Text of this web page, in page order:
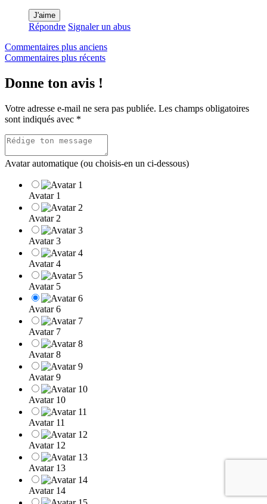
J'aime
Répondre Signaler un abus
Navigation
dans
les
Commentaires plus anciens
Commentaires plus récents
Donne ton avis !
Votre adresse e-mail ne sera pas publiée. Les champs obligatoires
sont indiqués avec *
Avatar automatique (ou choisis-en un ci-dessous)
Avatar 1
Avatar 2
Avatar 3
Avatar 4
Avatar 5
Avatar 6
Avatar 7
Avatar 8
Avatar 9
Avatar 10
Avatar 11
Avatar 12
Avatar 13
Avatar 14